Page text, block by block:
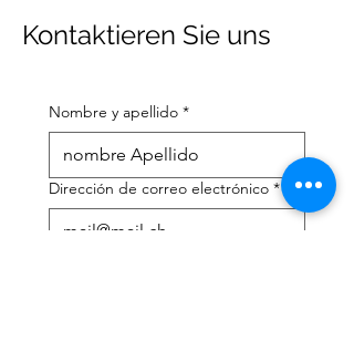
Kontaktieren Sie uns
Nombre y apellido *
Dirección de correo electrónico *